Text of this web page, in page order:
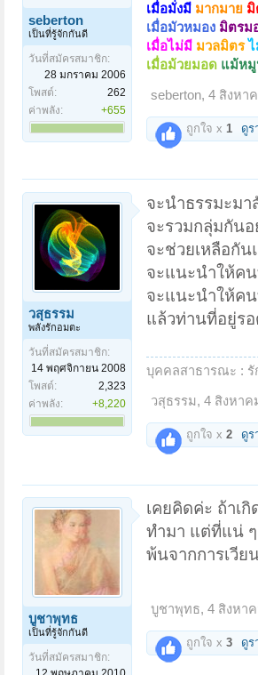
seberton
เป็นที่รู้จักกันดี
วันที่สมัครสมาชิก:
28 มกราคม 2006
โพสต์:
262
ค่าพลัง:
+655
เมื่อมั่งมี มากมาย มิ
เมื่อมัวหมอง มิตรม
เมื่อไม่มี มวลมิตรไ
เมื่อม้วยมอด แม้ห
seberton, 4 สิงหา
ถูกใจ x 1 ดูร
วสุธรรม
พลังรักอมตะ
วันที่สมัครสมาชิก:
14 พฤศจิกายน 2008
โพสต์:
2,323
ค่าพลัง:
+8,220
จะนำธรรมะม
จะรวมกลุ่มกัน
จะช่วยเหลือกั
จะแนะนำให้ค
จะแนะนำให้ค
แล้วท่านที่อยู่ร
บุคคลสาธารณะ : รั
วสุธรรม, 4 สิงหาค
ถูกใจ x 2 ดูร
บูชาพุทธ
เป็นที่รู้จักกันดี
วันที่สมัครสมาชิก:
เคยคิดค่ะ ถ้าเ
ทำมา แต่ที่แน่
พ้นจากการเวีย
บูชาพุทธ, 4 สิงหา
ถูกใจ x 3 ดูร